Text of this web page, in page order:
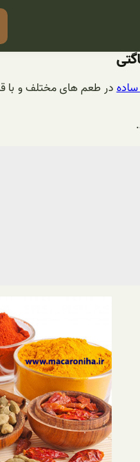
در طعم های مختلف و با